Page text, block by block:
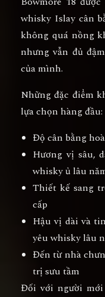
whisky Islay cân
không quá nồng
nhưng vẫn đủ
của mình.
Những đặc điểm
lựa chọn hàng đầu:
Độ cân bằng
Hương vị sâu,
whisky ủ lâu
Thiết kế sang
cấp
Hậu vị dài và
yêu whisky lâu
Đến từ nhà
trị sưu tầm
Đối với người mới